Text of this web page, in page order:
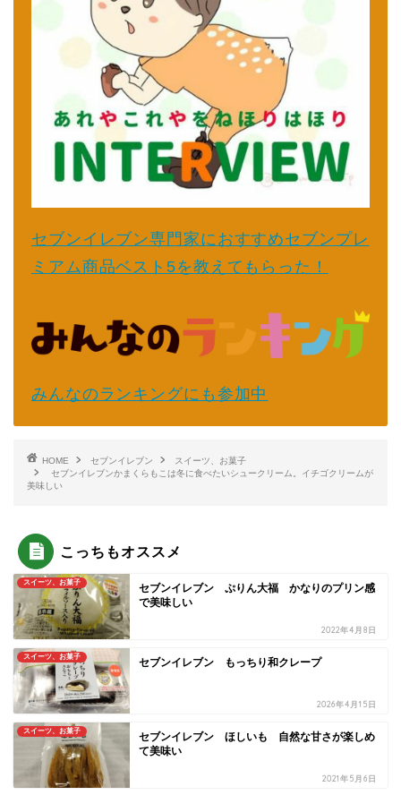
セブンイレブン専門家におすすめセブンプレ
ミアム商品ベスト5を教えてもらった！
みんなのランキングにも参加中
HOME セブンイレブン
スイーツ、お菓子
セブンイレブンかまくらもこは冬に食べたいシュークリーム。イチゴクリームが
美味しい
こっちもオススメ
スイーツ、お菓子
セブンイレブン ぷりん大福 かなりのプリン感
で美味しい
2022年4月8日
スイーツ、お菓子 セブンイレブン もっちり和クレープ
2026年4月15日
スイーツ、お菓子
セブンイレブン ほしいも 自然な甘さが楽しめ
て美味い
2021年5月6日